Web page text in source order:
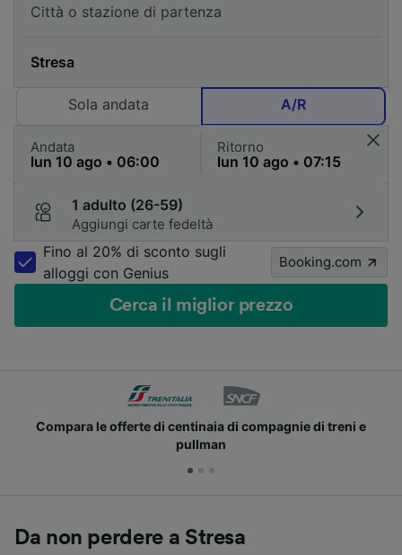
Sola andata A/R
Andata Ritorno
1 adulto (26-59)
Aggiungi carte fedeltà
Fino al 20% di sconto sugli
alloggi con Genius
Booking.com
Cerca il miglior prezzo
Unisciti ai milioni di utenti che usano già Trainline
Da non perdere a Stresa